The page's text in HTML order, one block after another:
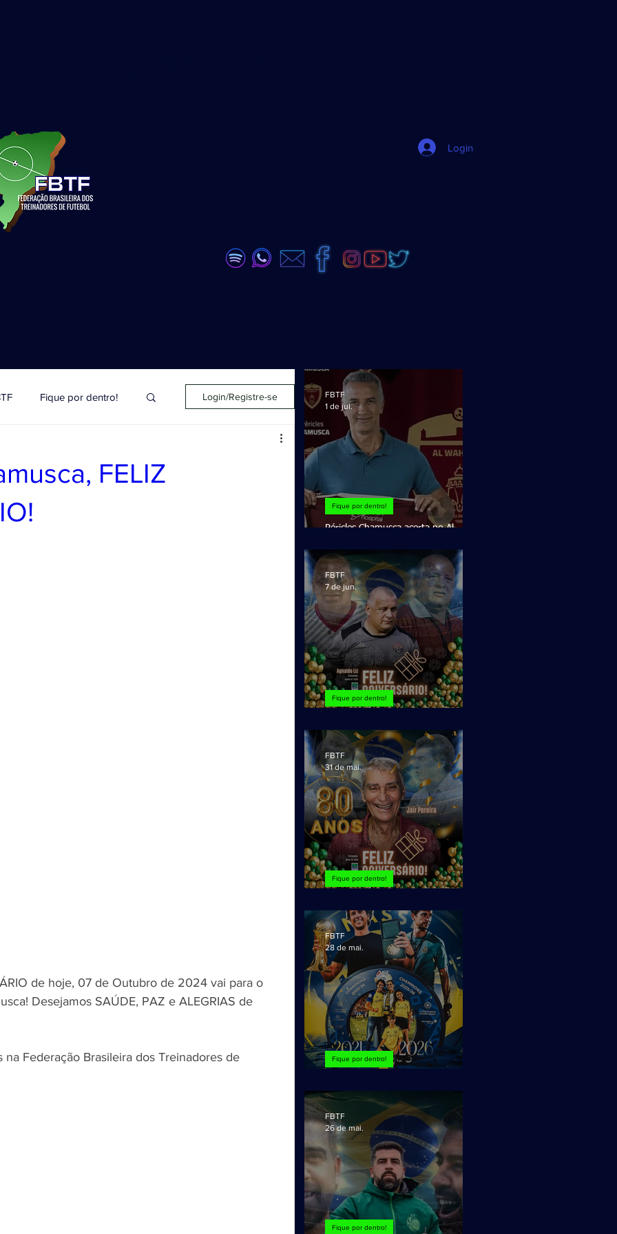
Login
Fique por dentro!
Salazar
Login/Registre-se
FELIZ
de hoje, 07 de Outubro de 2024 vai para o
Desejamos SAÚDE, PAZ e ALEGRIAS de
na Federação Brasileira dos Treinadores de
Péricles Chamusca acerta no Al
Fique por dentro!
FBTF
1 de jul.
Fique por dentro!
FBTF
7 de jun.
Fique por dentro!
FBTF
31 de mai.
Fique por dentro!
FBTF
28 de mai.
Fique por dentro!
FBTF
26 de mai.